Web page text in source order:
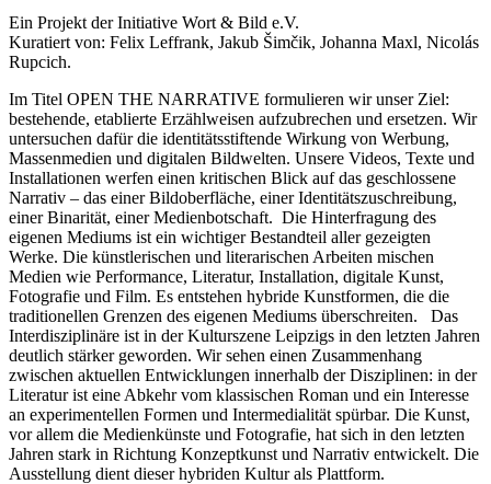
Ein Projekt der Initiative Wort & Bild e.V.
Kuratiert von: Felix Leffrank, Jakub Šimčik, Johanna Maxl, Nicolás
Rupcich.
Im Titel OPEN THE NARRATIVE formulieren wir unser Ziel:
bestehende, etablierte Erzählweisen aufzubrechen und ersetzen. Wir
untersuchen dafür die identitätsstiftende Wirkung von Werbung,
Massenmedien und digitalen Bildwelten. Unsere Videos, Texte und
Installationen werfen einen kritischen Blick auf das geschlossene
Narrativ – das einer Bildoberfläche, einer Identitätszuschreibung,
einer Binarität, einer Medienbotschaft. Die Hinterfragung des
eigenen Mediums ist ein wichtiger Bestandteil aller gezeigten
Werke. Die künstlerischen und literarischen Arbeiten mischen
Medien wie Performance, Literatur, Installation, digitale Kunst,
Fotografie und Film. Es entstehen hybride Kunstformen, die die
traditionellen Grenzen des eigenen Mediums überschreiten. Das
Interdisziplinäre ist in der Kulturszene Leipzigs in den letzten Jahren
deutlich stärker geworden. Wir sehen einen Zusammenhang
zwischen aktuellen Entwicklungen innerhalb der Disziplinen: in der
Literatur ist eine Abkehr vom klassischen Roman und ein Interesse
an experimentellen Formen und Intermedialität spürbar. Die Kunst,
vor allem die Medienkünste und Fotografie, hat sich in den letzten
Jahren stark in Richtung Konzeptkunst und Narrativ entwickelt. Die
Ausstellung dient dieser hybriden Kultur als Plattform.